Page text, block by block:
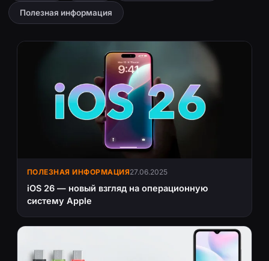
Полезная информация
ПОЛЕЗНАЯ ИНФОРМАЦИЯ27.06.2025
iOS 26 — новый взгляд на операционную
систему Apple